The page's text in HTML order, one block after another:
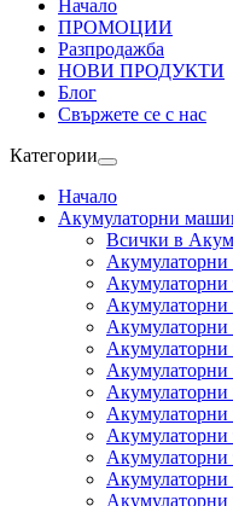
Начало
ПРОМОЦИИ
Разпродажба
НОВИ ПРОДУКТИ
Блог
Свържете се с нас
Категории
Начало
Акумулаторни
Всички в
Акумулаторни
Акумулаторни
Акумулаторни
Акумулаторни
Акумулаторни
Акумулаторни
Акумулаторни
Акумулаторни
Акумулаторни
Акумулаторни